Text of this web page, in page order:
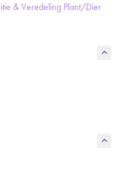
& Veredeling Plant/Dier